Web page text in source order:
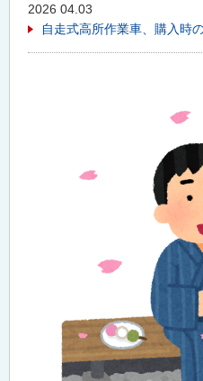
2026 04.03
自走式高所作業車、購入時